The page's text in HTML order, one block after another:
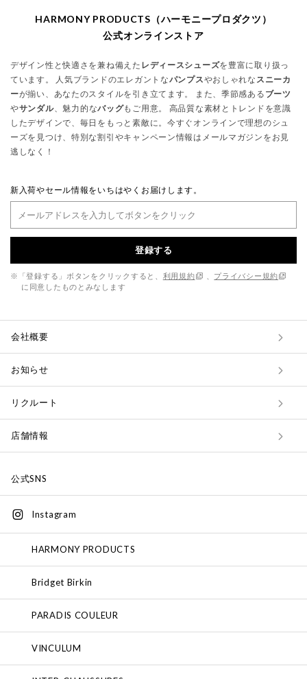
HARMONY PRODUCTS（ハーモニープロダクツ）
公式オンラインストア
デザイン性と快適さを兼ね備えた レディースシューズを豊富に取り扱っ
ています。 人気ブランドのエレガントなパンプスやおしゃれな スニーカ
ーが揃い、あなたのスタイルを引き立てます。 また、季節感ある ブーツ
やサンダル、魅力的なバッグもご用意。 高品質な素材とトレンドを意識
したデザインで、毎日をもっと素敵に。今すぐオンラインで理想のシュ
ーズを見つけ、特別な割引やキャンペーン情報はメールマガジンをお見
逃しなく！
新入荷やセール情報をいちはやくお届けします。
登録する
※「登録する」ボタンをクリックすると、 利用規約
プライバシー規約
に同意したものとみなします
会社概要
お知らせ
リクルート
店舗情報
公式SNS
Instagram
HARMONY PRODUCTS
Bridget Birkin
PARADIS COULEUR
VINCULUM